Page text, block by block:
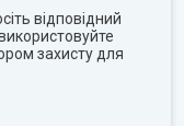
відповідний
захисту для